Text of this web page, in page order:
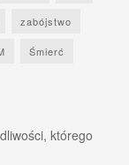
zabójstwo
Śmierć
którego